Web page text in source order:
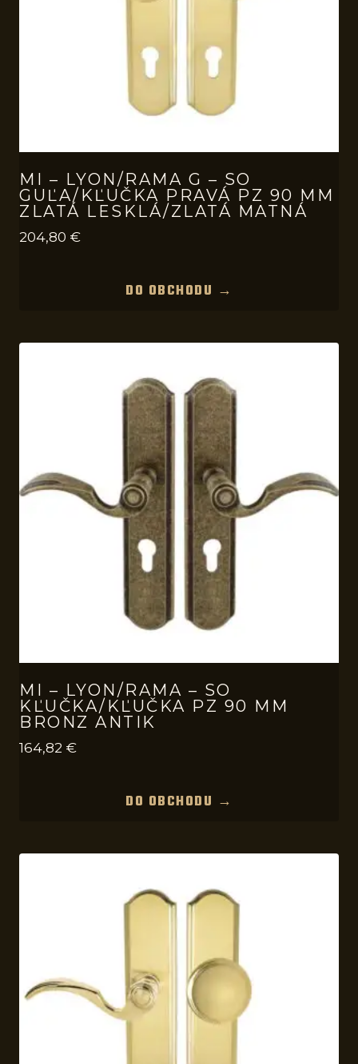
MI – LYON/RAMA G – SO
GUĽA/KĽUČKA PRAVÁ PZ 90 MM
ZLATÁ LESKLÁ/ZLATÁ MATNÁ
204,80 €
DO OBCHODU →
MI – LYON/RAMA – SO
KĽUČKA/KĽUČKA PZ 90 MM
BRONZ ANTIK
164,82 €
DO OBCHODU →